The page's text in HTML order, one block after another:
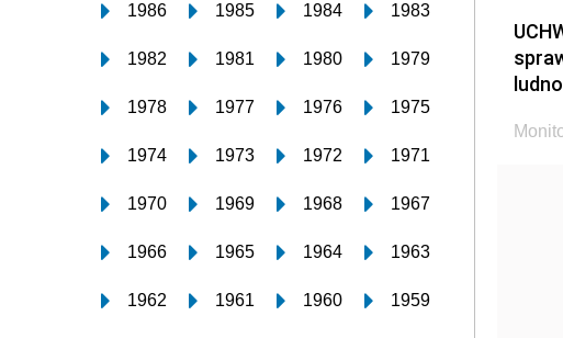
1986 1985 1984 1983
1982 1981 1980 1979
1978 1977 1976 1975
1974 1973 1972 1971
1970 1969 1968 1967
1966 1965 1964 1963
1962 1961 1960 1959